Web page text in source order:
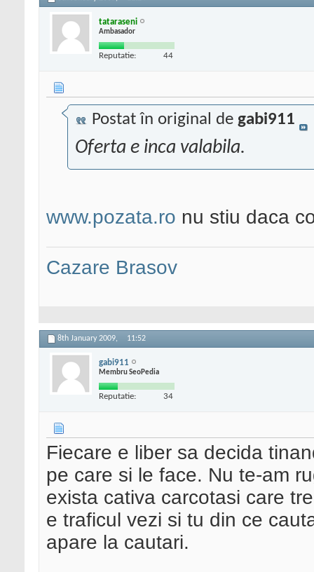
tataraseni
Ambasador
Reputatie: 44
Postat în original de gabi911
Oferta e inca valabila.
www.pozata.ro nu stiu daca
Cazare Brasov
8th January 2009, 11:52
gabi911
Membru SeoPedia
Reputatie: 34
Fiecare e liber sa decida
pe care si le face. Nu te-am
exista cativa carcotasi care
e traficul vezi si tu din ce
apare la cautari.